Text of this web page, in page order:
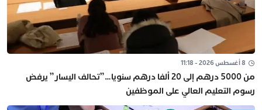
8 أغسطس 2026 - 11:18
من 5000 درهم إلى 20 ألفا درهم سنويا…”تحالف اليسار” يرفض
رسوم التعليم العالي على الموظفين